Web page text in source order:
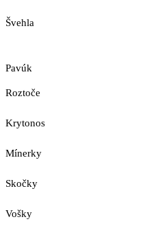
Švehla
Pavúk
Roztoče
Krytonos
Mínerky
Skočky
Vošky